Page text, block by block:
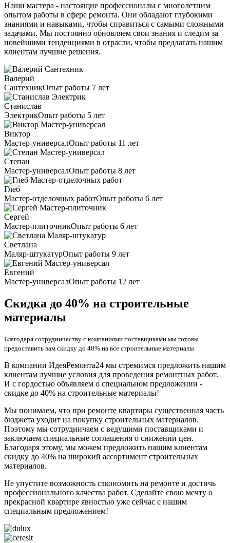
Наши мастера - настоящие профессионалы с многолетним
опытом работы в сфере ремонта. Они обладают глубокими
знаниями и навыками, чтобы справиться с самыми сложными
задачами. Мы постоянно обновляем свои знания и следим за
новейшими тенденциями в отрасли, чтобы предлагать нашим
клиентам лучшие решения.
Валерий
СантехникОпыт работы 7 лет
Станислав
ЭлектрикОпыт работы 5 лет
Виктор
Мастер-универсалОпыт работы 11 лет
Степан
Мастер-универсалОпыт работы 8 лет
Глеб
Мастер-отделочных работОпыт работы 6 лет
Сергей
Мастер-плиточникОпыт работы 6 лет
Светлана
Маляр-штукатурОпыт работы 9 лет
Евгений
Мастер-универсалОпыт работы 12 лет
Скидка до 40% на строительные
материалы
Благодаря сотрудничеству с компаниями поставщиками мы готовы
предоставить вам скидку до 40% на все строительные материалы
В компании ИдеяРемонта24 мы стремимся предложить нашим
клиентам лучшие условия для проведения ремонтных работ.
И с гордостью объявляем о специальном предложении -
скидке до 40% на строительные материалы!
Мы понимаем, что при ремонте квартиры существенная часть
бюджета уходит на покупку строительных материалов.
Поэтому мы сотрудничаем с ведущими поставщиками и
заключаем специальные соглашения о снижении цен.
Благодаря этому, мы можем предложить нашим клиентам
скидку до 40% на широкий ассортимент строительных
материалов.
Не упустите возможность сэкономить на ремонте и достичь
профессионального качества работ. Сделайте свою мечту о
прекрасной квартире явностью уже сейчас с нашим
специальным предложением!